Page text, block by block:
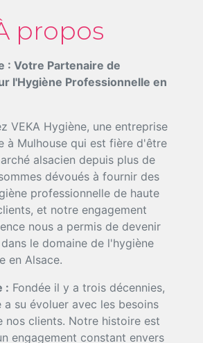
propos
: Votre Partenaire de
l'Hygiène Professionnelle en
VEKA Hygiène, une entreprise
à Mulhouse qui est fière d'être
alsacien depuis plus de
dévoués à fournir des
professionnelle de haute
et notre engagement
nous a permis de devenir
le domaine de l'hygiène
en Alsace.
: Fondée il y a trois décennies,
a su évoluer avec les besoins
nos clients. Notre histoire est
engagement constant envers